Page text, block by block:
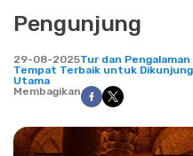
Pengunjung
29-08-2025Tur dan
Tempat Terbaik untuk
Utama
Membagikan